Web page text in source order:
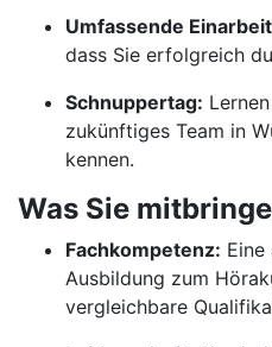
Umfassende
dass Sie erfolgreich
Schnuppertag:
zukünftiges Team in
kennen.
Was Sie
Fachkompetenz: Eine
Ausbildung zum
vergleichbare